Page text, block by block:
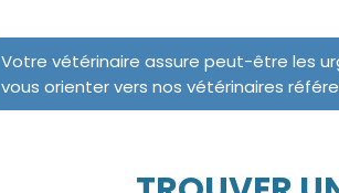
Votre vétérinaire assure peut-être les
vous orienter vers nos vétérinaires